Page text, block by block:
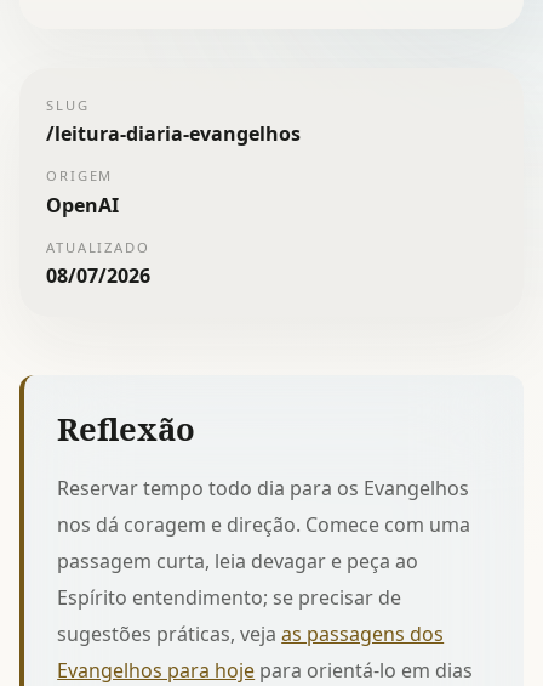
SLUG
/leitura-diaria-evangelhos
ORIGEM
OpenAI
ATUALIZADO
08/07/2026
Reflexão
Reservar tempo todo dia para os Evangelhos
nos dá coragem e direção. Comece com uma
passagem curta, leia devagar e peça ao
Espírito entendimento; se precisar de
sugestões práticas, vejaas passagens dos
Evangelhos para hoje para orientá-lo em dias